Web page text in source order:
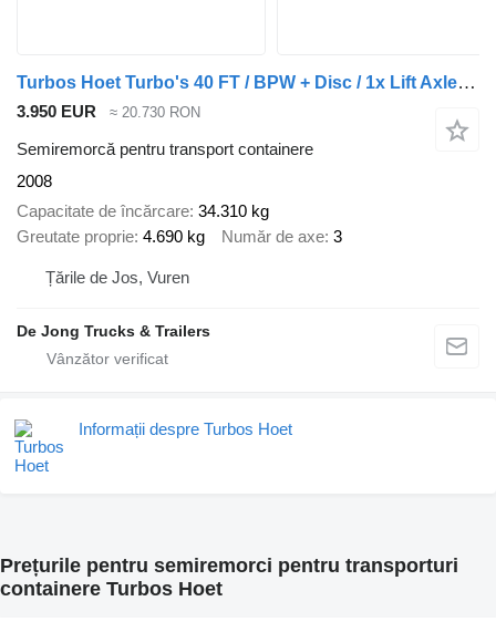
Turbos Hoet Turbo's 40 FT / BPW + Disc / 1x Lift Axle / 4690 KG!
3.950 EUR ≈ 20.730 RON
Semiremorcă pentru transport containere
2008
Capacitate de încărcare 34.310 kg
Greutate proprie 4.690 kg Număr de axe 3
Țările de Jos, Vuren
De Jong Trucks & Trailers
Informații despre Turbos Hoet
Prețurile pentru semiremorci pentru transporturi
containere Turbos Hoet